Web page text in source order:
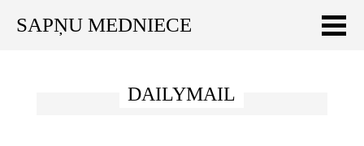
Meklēt:
Sākums
SAPŅU MEDNIECE
DAILYMAIL